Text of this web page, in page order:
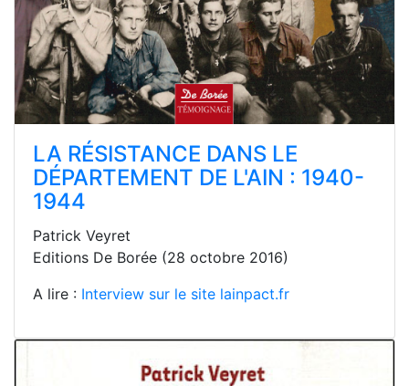
LA RÉSISTANCE DANS LE
DÉPARTEMENT DE L'AIN : 1940-
1944
Patrick Veyret
Editions De Borée (28 octobre 2016)
A lire : Interview sur le site lainpact.fr